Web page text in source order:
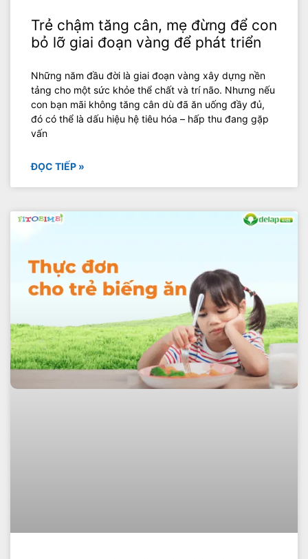
Trẻ chậm tăng cân, mẹ đừng để con
bỏ lỡ giai đoạn vàng để phát triển
Những năm đầu đời là giai đoạn vàng xây dựng nền
tảng cho một sức khỏe thể chất và trí não. Nhưng nếu
con bạn mãi không tăng cân dù đã ăn uống đầy đủ,
đó có thể là dấu hiệu hệ tiêu hóa – hấp thu đang gặp
vấn
ĐỌC TIẾP »